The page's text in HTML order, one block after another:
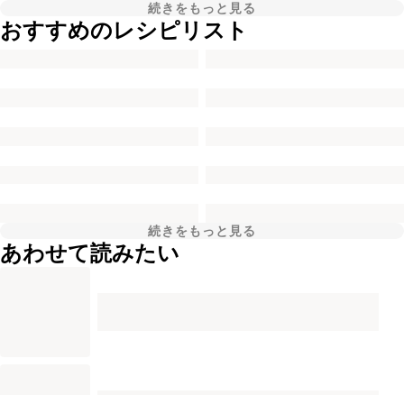
続きをもっと見る
おすすめのレシピリスト
続きをもっと見る
あわせて読みたい